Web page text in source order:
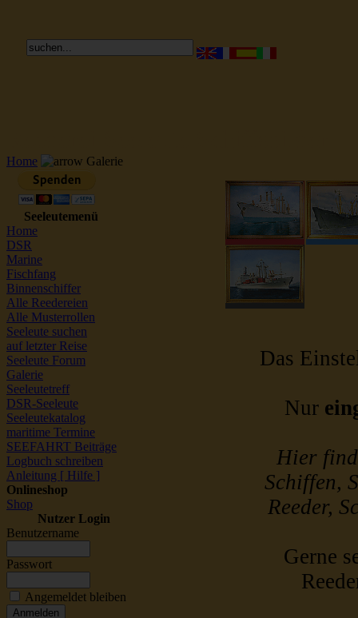
Home Galerie
Seeleutemenü
Home
DSR
Marine
Fischfang
Binnenschiffer
Alle Reedereien
Alle Musterrollen
Seeleute suchen
auf letzter Reise
Seeleute Forum
Galerie
Seeleutetreff
DSR-Seeleute
Seeleutekatalog
maritime Termine
SEEFAHRT Beiträge
Logbuch schreiben
Anleitung [ Hilfe ]
Onlineshop
Shop
Nutzer Login
Benutzername
Passwort
Angemeldet bleiben
Das
Nur
Hier
Schiffen,
Reeder,
Gerne